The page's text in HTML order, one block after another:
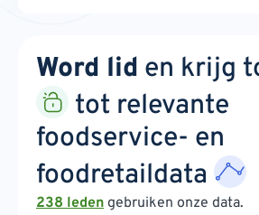
Word lid en krijg
tot relevante
foodservice- en
foodretaildata
238 leden gebruiken onze data.